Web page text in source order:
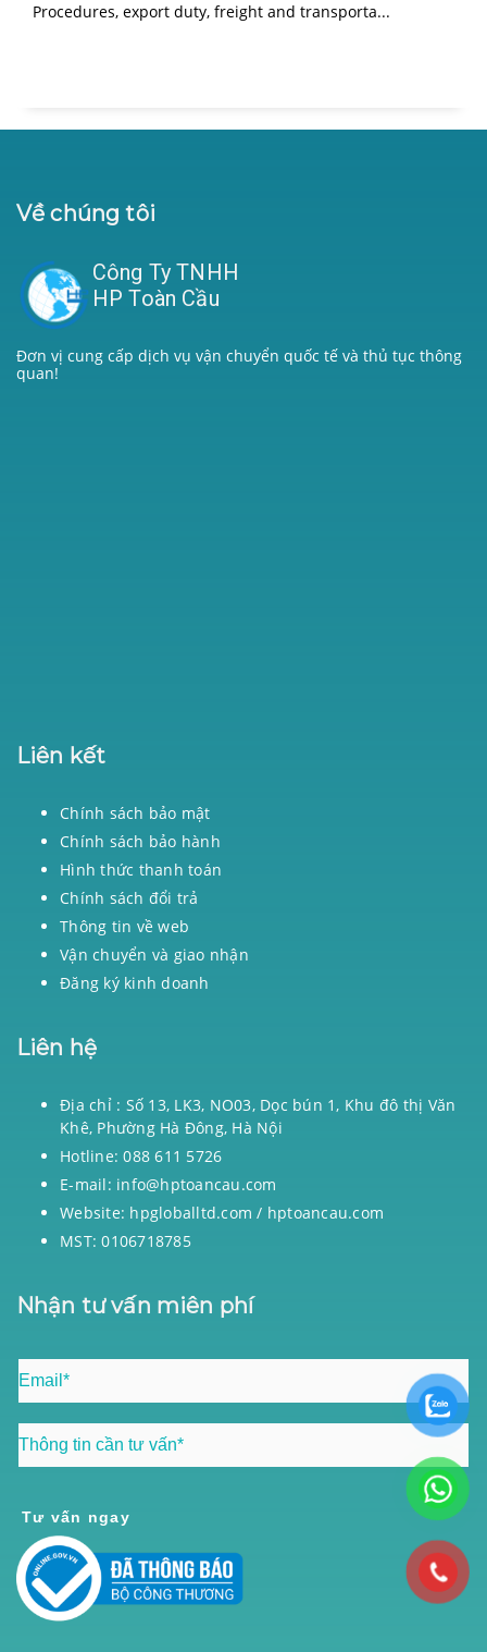
Procedures, export duty, freight and transporta...
Về chúng tôi
Công Ty TNHH
HP Toàn Cầu
Đơn vị cung cấp dịch vụ vận chuyển quốc tế và thủ tục thông
quan!
Liên kết
Chính sách bảo mật
Chính sách bảo hành
Hình thức thanh toán
Chính sách đổi trả
Thông tin về web
Vận chuyển và giao nhận
Đăng ký kinh doanh
Liên hệ
Địa chỉ : Số 13, LK3, NO03, Dọc bún 1, Khu đô thị Văn
Khê, Phường Hà Đông, Hà Nội
Hotline: 088 611 5726
E-mail: info@hptoancau.com
Website: hpgloballtd.com / hptoancau.com
MST: 0106718785
Nhận tư vấn miên phí
Tư vấn ngay